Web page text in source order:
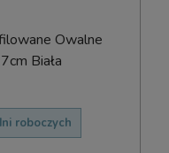
Owalne
Biała
roboczych